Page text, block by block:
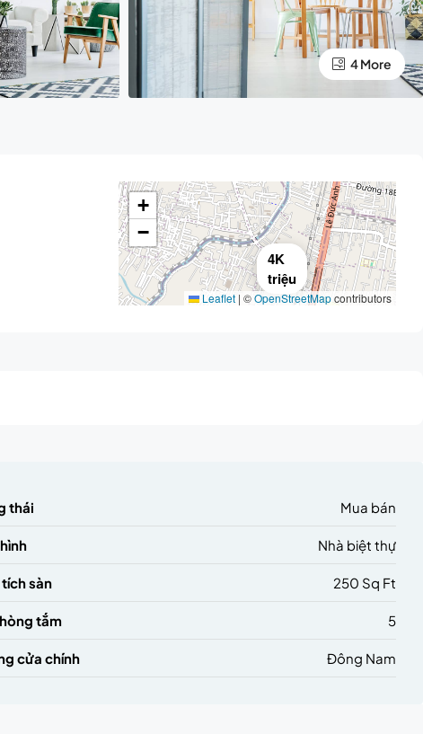
4 More
4K
triệu
+
−
Leaflet | ©OpenStreetMapcontributors
thái Mua bán
Nhà biệt thự
tích sàn 250 Sq Ft
tắm 5
cửa chính Đông Nam